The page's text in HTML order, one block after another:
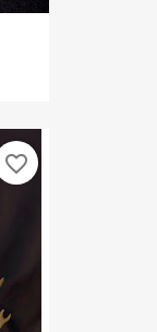
favorite_border